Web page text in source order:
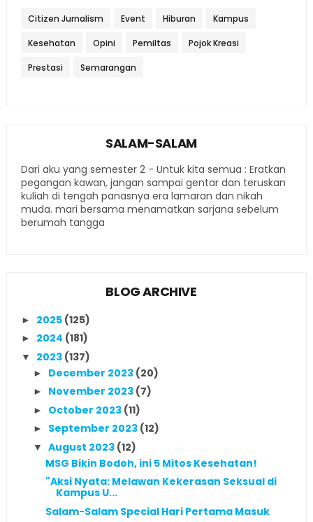
Citizen Jurnalism Event Hiburan Kampus
Kesehatan Opini Pemiltas Pojok Kreasi
Prestasi Semarangan
SALAM-SALAM
Dari aku yang semester 2 - Untuk kita semua : Eratkan
pegangan kawan, jangan sampai gentar dan teruskan
kuliah di tengah panasnya era lamaran dan nikah
muda. mari bersama menamatkan sarjana sebelum
berumah tangga
BLOG ARCHIVE
► 2025 (125)
► 2024 (181)
▼ 2023 (137)
► December 2023 (20)
► November 2023 (7)
► October 2023 (11)
► September 2023 (12)
▼ August 2023 (12)
MSG Bikin Bodoh, ini 5 Mitos Kesehatan!
"Aksi Nyata: Melawan Kekerasan Seksual di
Kampus U...
Salam-Salam Special Hari Pertama Masuk